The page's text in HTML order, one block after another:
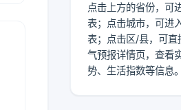
点击上方的省份，可
表；点击城市，可进
表；点击区/县，可
气预报详情页，查看
势、生活指数等信息。